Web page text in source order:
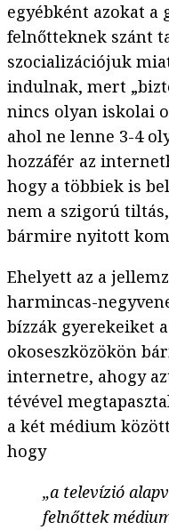
egyébként azokat
felnőtteknek szánt
szocializációjuk
indulnak, mert
nincs olyan iskolai
ahol ne lenne 3-4
hozzáfér az
hogy a többiek is
nem a szigorú
bármire nyitott
Ehelyett az a
harmincas-
bízzák gyerekeiket
okoseszközökön
internetre, ahogy
tévével
a két médium
hogy
„a televízió
felnőttek